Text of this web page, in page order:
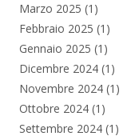
Marzo 2025 (1)
Febbraio 2025 (1)
Gennaio 2025 (1)
Dicembre 2024 (1)
Novembre 2024 (1)
Ottobre 2024 (1)
Settembre 2024 (1)